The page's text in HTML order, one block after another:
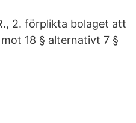
2. förplikta bolaget att
18 § alternativt 7 §